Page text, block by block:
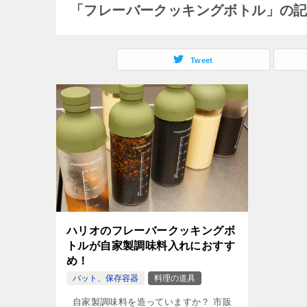
「フレーバークッキングボトル」の
Tweet
ハリオのフレーバークッキングボ
トルが自家製調味料入れにおすす
め！
バット、保存容器 料理の道具
自家製調味料を造っていますか？ 市販